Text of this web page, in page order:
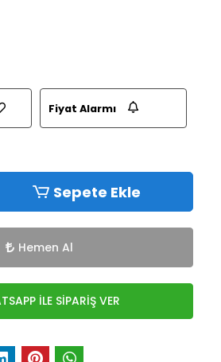
Fiyat Alarmı
Sepete Ekle
Hemen Al
İLE SİPARİŞ VER